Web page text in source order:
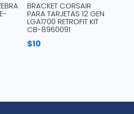
BRACKET CORSAIR
PARA TARJETAS 12 GEN
LGA1700 RETROFIT KIT
CB-8960091
$10